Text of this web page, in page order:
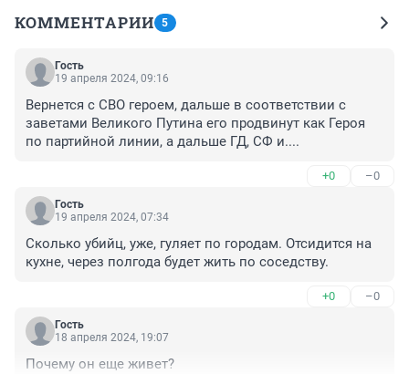
КОММЕНТАРИИ 5
Гость
19 апреля 2024, 09:16
Вернется с СВО героем, дальше в соответствии с
заветами Великого Путина его продвинут как Героя
по партийной линии, а дальше ГД, СФ и....
+0 –0
Гость
19 апреля 2024, 07:34
Сколько убийц, уже, гуляет по городам. Отсидится на
кухне, через полгода будет жить по соседству.
+0 –0
Гость
18 апреля 2024, 19:07
Почему он еще живет?